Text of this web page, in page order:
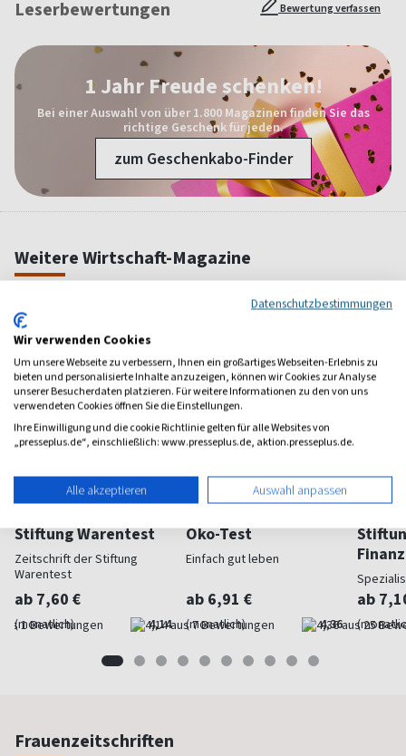
Leserbewertungen Bewertung verfassen
1 Jahr Freude schenken!
Bei einer Auswahl von über 1.800 Magazinen finden Sie das
richtige Geschenk für jeden.
zum Geschenkabo-Finder
Weitere Wirtschaft-Magazine
Stiftung Warentest
Zeitschrift der Stiftung
Warentest
ab 7,60 €
(monatlich) 4,14
Öko-Test
Einfach gut leben
ab 6,91 €
(monatlich) 4,36
ab
Frauenzeitschriften
Datenschutzbestimmungen
Wir verwenden Cookies
Um unsere Webseite zu verbessern, Ihnen ein großartiges Webseiten-Erlebnis zu
bieten und personalisierte Inhalte anzuzeigen, können wir Cookies zur Analyse
unserer Besucherdaten platzieren. Für weitere Informationen zu den von uns
verwendeten Cookies öffnen Sie die Einstellungen.
Ihre Einwilligung und die cookie Richtlinie gelten für alle Websites von
„presseplus.de“, einschließlich: www.presseplus.de, aktion.presseplus.de.
Alle akzeptieren Auswahl anpassen